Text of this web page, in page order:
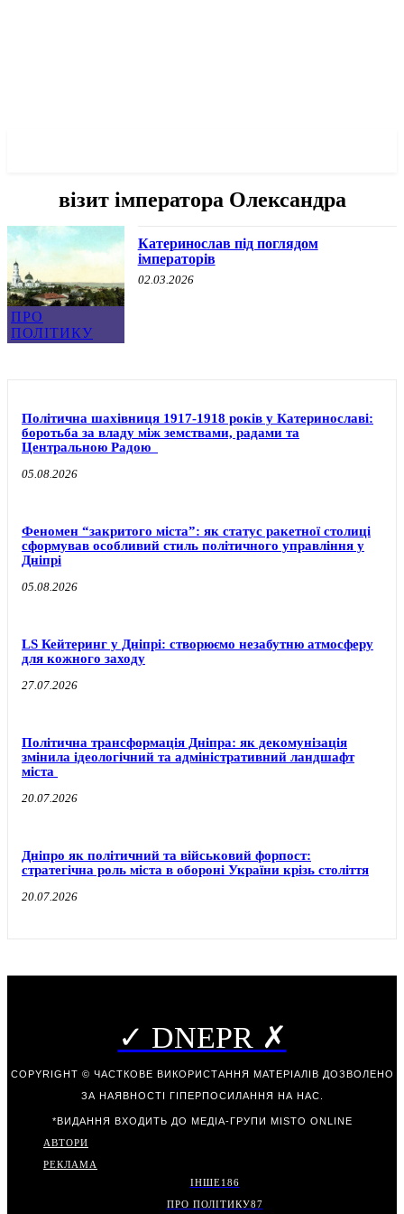
візит імператора Олександра
ПРО
ПОЛІТИКУ
Катеринослав під поглядом
імператорів
02.03.2026
Політична шахівниця 1917-1918 років у Катеринославі:
боротьба за владу між земствами, радами та
Центральною Радою
05.08.2026
Феномен “закритого міста”: як статус ракетної столиці
сформував особливий стиль політичного управління у
Дніпрі
05.08.2026
LS Кейтеринг у Дніпрі: створюємо незабутню атмосферу
для кожного заходу
27.07.2026
Політична трансформація Дніпра: як декомунізація
змінила ідеологічний та адміністративний ландшафт
міста
20.07.2026
Дніпро як політичний та військовий форпост:
стратегічна роль міста в обороні України крізь століття
20.07.2026
✓ DNEPR ✗
COPYRIGHT © ЧАСТКОВЕ ВИКОРИСТАННЯ МАТЕРІАЛІВ ДОЗВОЛЕНО
ЗА НАЯВНОСТІ ГІПЕРПОСИЛАННЯ НА НАС.
*ВИДАННЯ ВХОДИТЬ ДО МЕДІА-ГРУПИ MISTO ONLINE
АВТОРИ
РЕКЛАМА
ІНШЕ186
ПРО ПОЛІТИКУ87